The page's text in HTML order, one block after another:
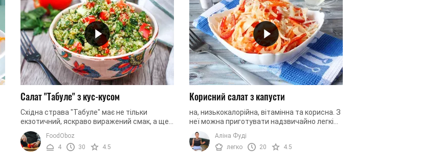
Салат "Табуле" з кус-кусом
Східна страва "Табуле" має не тільки
екзотичний, яскраво виражений смак, а ще є
неймовірно корисною для здоров'я. Цей
легкий, вітамінний салат добре ...
FoodOboz
4
30 4.5
Корисний салат з капусти
на, низькокалорійна, вітамінна та корисна. З
неї можна приготувати надзвичайно легкі
та водночас супер-корисні салати.У
холодну пору року наш ...
Аліна Фуді
легко
20 4.5